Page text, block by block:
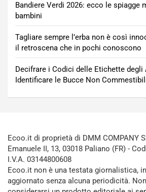
Bandiere Verdi 2026: ecco le spiagge
bambini
Tagliare sempre l’erba non è così
il retroscena che in pochi conoscono
Decifrare i Codici delle Etichette degli
Identificare le Bucce Non
Ecoo.it di proprietà di DMM COMPANY
Emanuele II, 13, 03018 Paliano (FR) -
I.V.A. 03144800608
Ecoo.it non è una testata giornalistica,
aggiornato senza alcuna periodicità.